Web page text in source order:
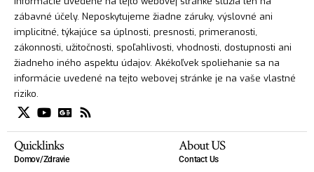
zábavné účely. Neposkytujeme žiadne záruky, výslovné ani
implicitné, týkajúce sa úplnosti, presnosti, primeranosti,
zákonnosti, užitočnosti, spoľahlivosti, vhodnosti, dostupnosti ani
žiadneho iného aspektu údajov. Akékoľvek spoliehanie sa na
informácie uvedené na tejto webovej stránke je na vaše vlastné
riziko.
Quicklinks
Domov/Zdravie
About US
Contact Us